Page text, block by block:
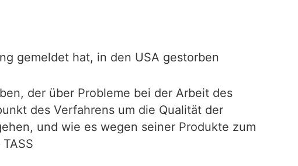
gemeldet hat, in den USA gestorben
der über Probleme bei der Arbeit des
des Verfahrens um die Qualität der
und wie es wegen seiner Produkte zum